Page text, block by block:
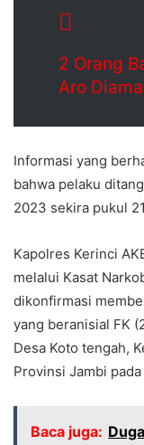
2 Orang
Aro
Informasi yang
bahwa pelaku
2023 sekira pukul
Kapolres Kerinci
melalui Kasat
dikonfirmasi
yang beranisial FK
Desa Koto tengah,
Provinsi Jambi
Baca juga: